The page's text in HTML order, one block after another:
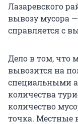
Лазаревского
вывозу мусора
справляется с
Дело в том, что
вывозится на
специальными
количества
количество
точка. Местные